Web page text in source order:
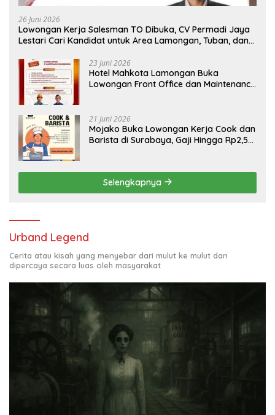
26 Juni 2026
Lowongan Kerja Salesman TO Dibuka, CV Permadi Jaya
Lestari Cari Kandidat untuk Area Lamongan, Tuban, dan
23 Juni 2026
Hotel Mahkota Lamongan Buka
Lowongan Front Office dan Maintenance
21 Juni 2026
Mojako Buka Lowongan Kerja Cook dan
Barista di Surabaya, Gaji Hingga Rp2,5
Selengkapnya
Urband Legend
Cerita atau kisah yang menyebar dari mulut ke mulut dan
dipercaya secara luas oleh masyarakat